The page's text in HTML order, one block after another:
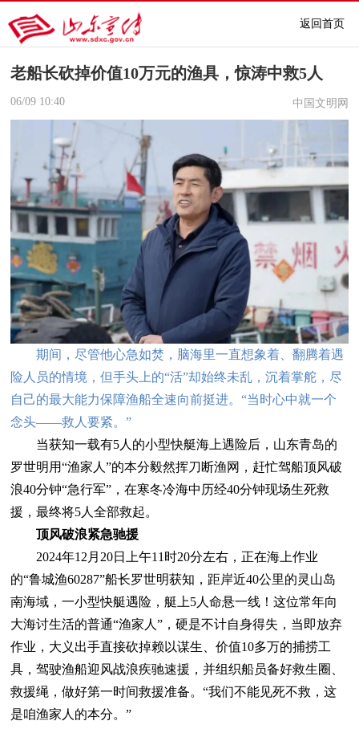
返回首页
老船长砍掉价值10万元的渔具，惊涛中救5人
06/09 10:40 中国文明网
期间，尽管他心急如焚，脑海里一直想象着、翻腾着遇
险人员的情境，但手头上的“活”却始终未乱，沉着掌舵，尽
自己的最大能力保障渔船全速向前挺进。“当时心中就一个
念头——救人要紧。”
当获知一载有5人的小型快艇海上遇险后，山东青岛的
罗世明用“渔家人”的本分毅然挥刀断渔网，赶忙驾船顶风破
浪40分钟“急行军”，在寒冬冷海中历经40分钟现场生死救
援，最终将5人全部救起。
顶风破浪紧急驰援
2024年12月20日上午11时20分左右，正在海上作业
的“鲁城渔60287”船长罗世明获知，距岸近40公里的灵山岛
南海域，一小型快艇遇险，艇上5人命悬一线！这位常年向
大海讨生活的普通“渔家人”，硬是不计自身得失，当即放弃
作业，大义出手直接砍掉赖以谋生、价值10多万的捕捞工
具，驾驶渔船迎风战浪疾驰速援，并组织船员备好救生圈、
救援绳，做好第一时间救援准备。“我们不能见死不救，这
是咱渔家人的本分。”